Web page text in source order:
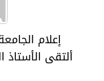
إعلام
ألتقى